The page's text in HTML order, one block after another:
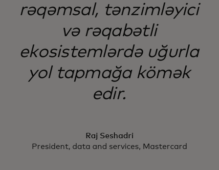
rəqəmsal, tənzimləyici
və rəqabətli
ekosistemlərdə uğurla
yol tapmağa kömək
edir.
Raj Seshadri
President, data and services, Mastercard